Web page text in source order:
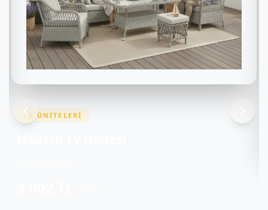
TV ÜNITELERI